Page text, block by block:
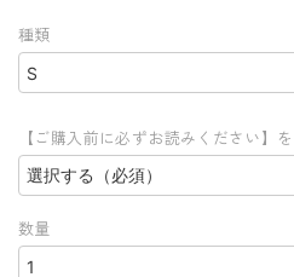
種類
【ご購入前に必ずお読みください】
数量